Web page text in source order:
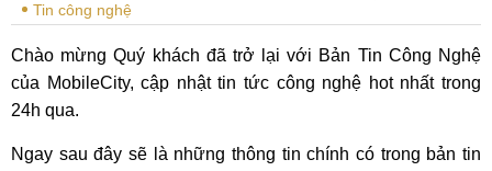
Tin công nghệ
Chào mừng Quý khách đã trở lại với Bản Tin Công Nghệ
của MobileCity, cập nhật tin tức công nghệ hot nhất trong
24h qua.
Ngay sau đây sẽ là những thông tin chính có trong bản tin